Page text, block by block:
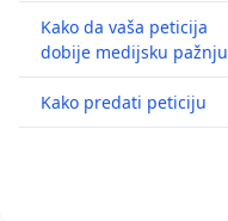
Kako da vaša peticija
dobije medijsku pažnju
Kako predati peticiju